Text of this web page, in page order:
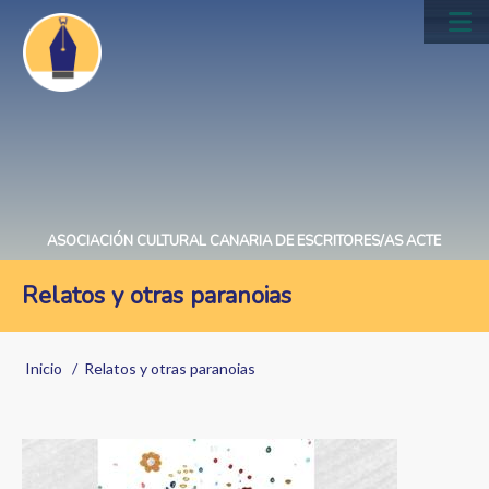
Pasar
contenido
principal
ASOCIACIÓN CULTURAL CANARIA DE ESCRITORES/AS ACTE
Relatos y otras paranoias
Sobrescribir
ayuda
Inicio Relatos y otras paranoias